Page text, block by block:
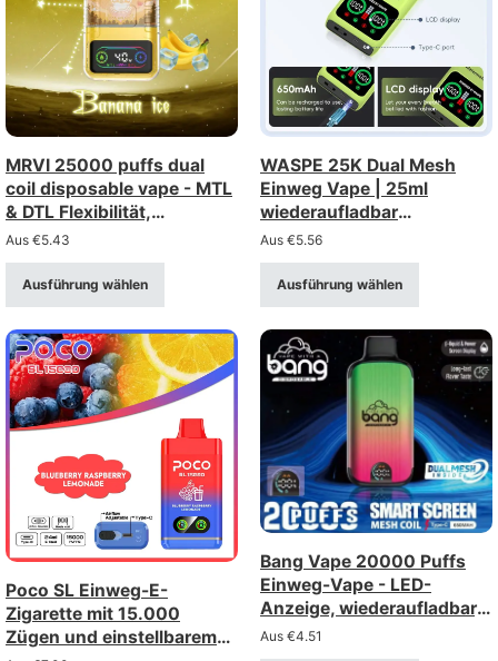
MRVI 25000 puffs dual
coil disposable vape - MTL
& DTL Flexibilität,
Großhandel kaufen
Aus €5.43
Ausführung wählen
WASPE 25K Dual Mesh
Einweg Vape | 25ml
wiederaufladbar
Großhandel kaufen
Aus €5.56
Ausführung wählen
Poco SL Einweg-E-
Zigarette mit 15.000
Zügen und einstellbarem
Bang Vape 20000 Puffs
Einweg-Vape - LED-
Anzeige, wiederaufladbar,
Mesh-Spule
Aus €4.51